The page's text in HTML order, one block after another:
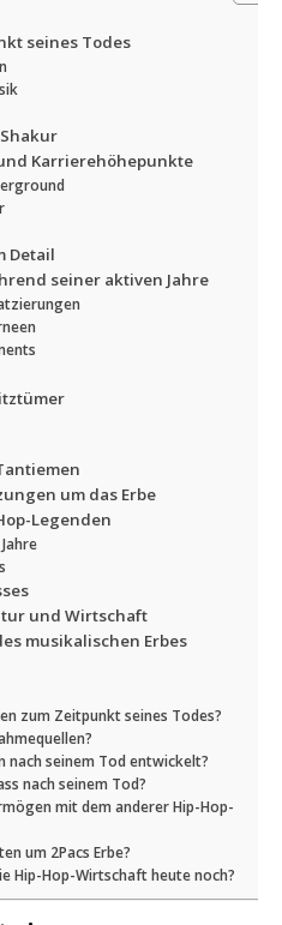
seines Todes
Karrierehöhepunkte
Detail
seiner aktiven Jahre
um das Erbe
Legenden
und Wirtschaft
musikalischen Erbes
zum Zeitpunkt seines Todes?
nach seinem Tod entwickelt?
nach seinem Tod?
mit dem anderer Hip-Hop-
um 2Pacs Erbe?
Hip-Hop-Wirtschaft heute noch?